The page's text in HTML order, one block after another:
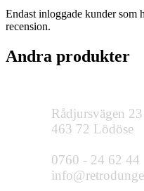
Endast inloggade kunder som
recension.
Andra produkter
Rådjursvägen 23
463 72 Lödöse
0760 - 24 62 44